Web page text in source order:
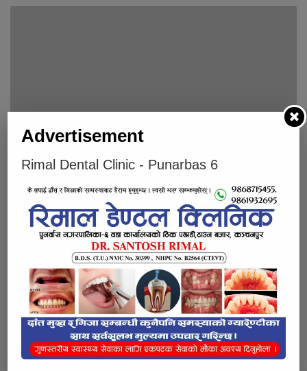
भोलीबाट सुरु हुँदै सातौँ लालझाडी कप फुटबल प्रतियोगिता
पुनर्वास फुटबल प्रतियोगित : आयोजकलाई हराउँदै बेलडाँडी–५ युवा
क्लब विजयी
Below Comments Ad
Advertisement
Rimal Dental Clinic - Punarbas 6